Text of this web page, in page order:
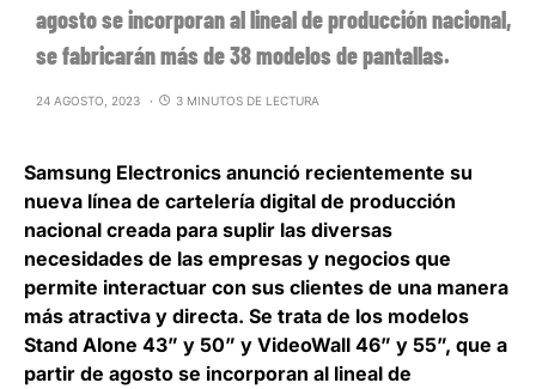
agosto se incorporan al lineal de producción nacional,
se fabricarán más de 38 modelos de pantallas.
24 AGOSTO, 2023 3 MINUTOS DE LECTURA
Samsung Electronics anunció recientemente su
nueva línea de cartelería digital de producción
nacional creada para suplir las diversas
necesidades de las empresas y negocios que
permite interactuar con sus clientes de una manera
más atractiva y directa. Se trata de los modelos
Stand Alone 43” y 50” y VideoWall 46” y 55”, que a
partir de agosto se incorporan al lineal de